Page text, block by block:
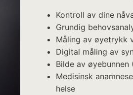
Kontroll av dine
Grundig
Måling av øyetrykk
Digital måling av
Bilde av
Medisinsk
helse